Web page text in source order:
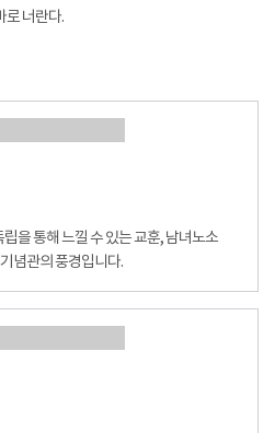
로 너란다.
을 통해 느낄 수 있는 교훈, 남녀노소
념관의 풍경입니다.